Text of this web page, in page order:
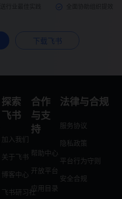
下载飞书
探索
飞书
加入我们
关于飞书
博客中心
飞书研习社
合作
与支
持
帮助中心
开放平台
应用目录
法律与合规
服务协议
隐私政策
平台行为守则
安全合规